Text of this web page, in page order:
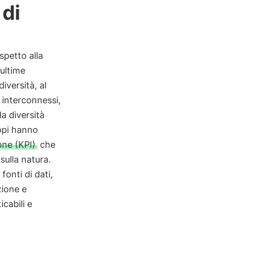
alla
al
diversità
hanno
(KPI)che
natura.
fonti di dati,
e
e